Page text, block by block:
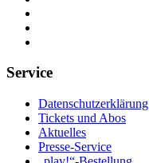
Service
Datenschutzerklärung
Tickets und Abos
Aktuelles
Presse-Service